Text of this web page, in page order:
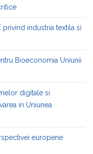
industria textila si
Bioeconomia Uniunii
digitale si
in Uniunea
europene